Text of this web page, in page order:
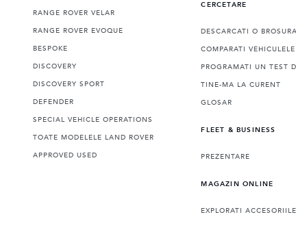
RANGE ROVER VELAR
RANGE ROVER EVOQUE
BESPOKE
DISCOVERY
DISCOVERY SPORT
DEFENDER
SPECIAL VEHICLE OPERATIONS
TOATE MODELELE LAND ROVER
APPROVED USED
CERCETARE
DESCARCATI O BROSURA
COMPARATI
PROGRAMATI UN TEST
TINE-MA LA CURENT
GLOSAR
FLEET & BUSINESS
PREZENTARE
MAGAZIN ONLINE
EXPLORATI ACCESORIILE